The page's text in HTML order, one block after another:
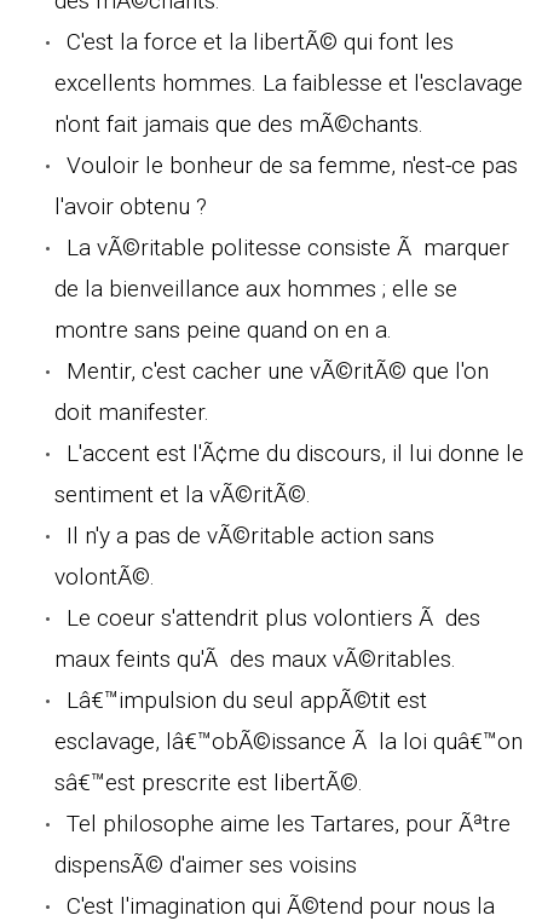
C'est la force et la libertÃ© qui font les
excellents hommes. La faiblesse et l'esclavage
n'ont fait jamais que des mÃ©chants.
Vouloir le bonheur de sa femme, n'est-ce pas
l'avoir obtenu ?
La vÃ©ritable politesse consiste Ã marquer
de la bienveillance aux hommes ; elle se
montre sans peine quand on en a.
Mentir, c'est cacher une vÃ©ritÃ© que l'on
doit manifester.
L'accent est l'Ã¢me du discours, il lui donne le
sentiment et la vÃ©ritÃ©.
Il n'y a pas de vÃ©ritable action sans
volontÃ©.
Le coeur s'attendrit plus volontiers Ã des
maux feints qu'Ã des maux vÃ©ritables.
Lâ€™impulsion du seul appÃ©tit est
esclavage, lâ€™obÃ©issance Ã la loi quâ€™on
sâ€™est prescrite est libertÃ©.
Tel philosophe aime les Tartares, pour Ãªtre
dispensÃ© d'aimer ses voisins
C'est l'imagination qui Ã©tend pour nous la